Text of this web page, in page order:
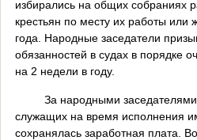
избирались на общих собраниях
крестьян по месту их работы или
года. Народные заседатели
обязанностей в судах в порядке
на 2 недели в году.
За народными
служащих на время исполнения
сохранялась заработная плата.